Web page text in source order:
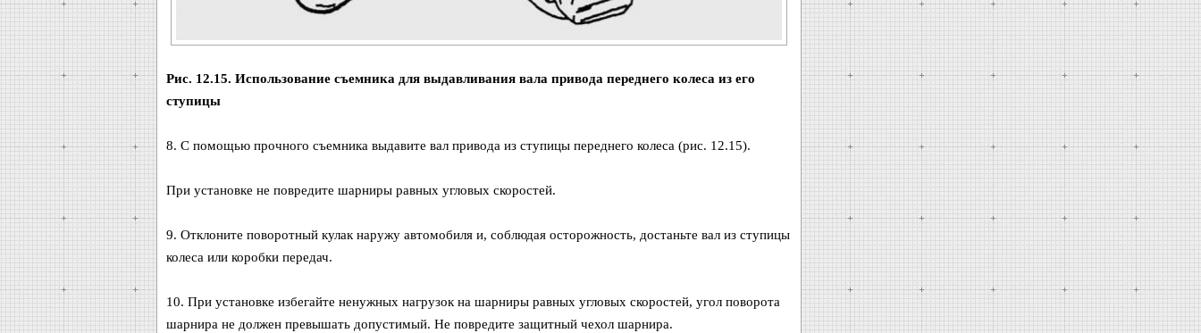
Рис. 12.15. Использование съемника для выдавливания вала привода переднего колеса из его
ступицы
8. С помощью прочного съемника выдавите вал привода из ступицы переднего колеса (рис. 12.15).
При установке не повредите шарниры равных угловых скоростей.
9. Отклоните поворотный кулак наружу автомобиля и, соблюдая осторожность, достаньте вал из ступицы
колеса или коробки передач.
10. При установке избегайте ненужных нагрузок на шарниры равных угловых скоростей, угол поворота
шарнира не должен превышать допустимый. Не повредите защитный чехол шарнира.